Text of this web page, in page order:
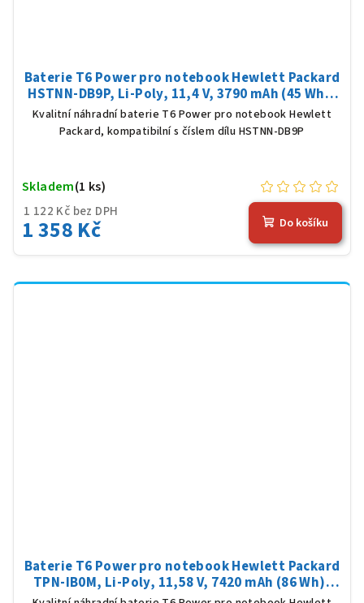
Baterie T6 Power pro notebook Hewlett Packard
HSTNN-DB9P, Li-Poly, 11,4 V, 3790 mAh (45 Wh),
černá
Kvalitní náhradní baterie T6 Power pro notebook Hewlett
Packard, kompatibilní s číslem dílu HSTNN-DB9P
1 122 Kč bez DPH
1 358 Kč
Skladem(1 ks)
Do košíku
Baterie T6 Power pro notebook Hewlett Packard
TPN-IB0M, Li-Poly, 11,58 V, 7420 mAh (86 Wh),
černá